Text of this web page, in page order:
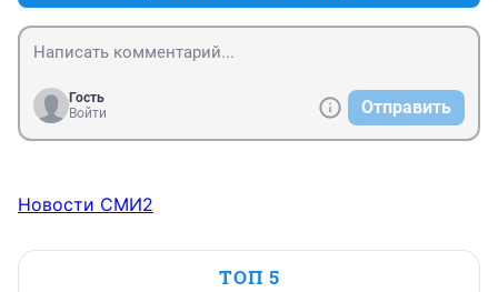
Гость
Войти
Отправить
Новости СМИ2
ТОП 5